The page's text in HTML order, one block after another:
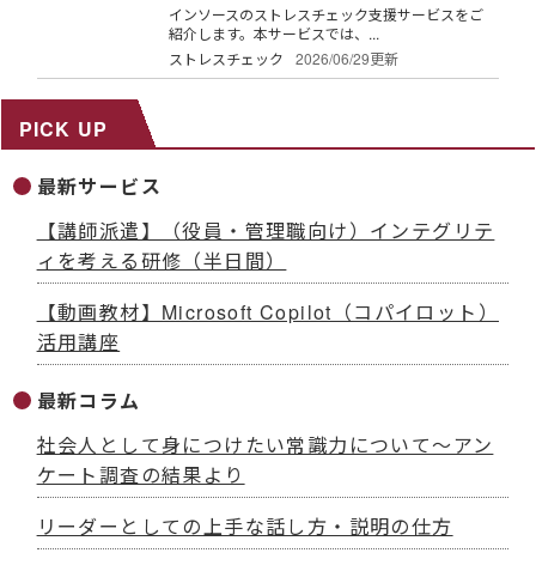
インソースのストレスチェック支援サービスをご
紹介します。本サービスでは、...
ストレスチェック
2026/06/29更新
PICK UP
最新サービス
【講師派遣】（役員・管理職向け）インテグリテ
ィを考える研修（半日間）
【動画教材】Microsoft Copilot（コパイロット）
活用講座
最新コラム
社会人として身につけたい常識力について～アン
ケート調査の結果より
リーダーとしての上手な話し方・説明の仕方